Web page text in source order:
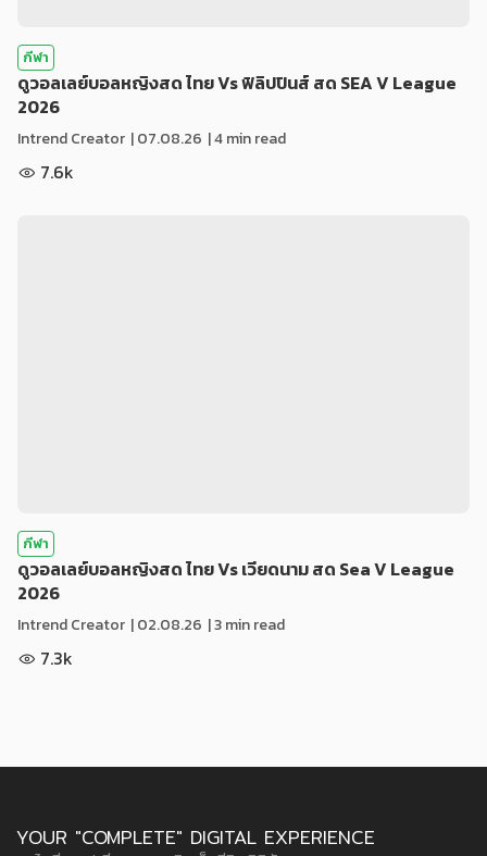
กีฬา
ดูวอลเลย์บอลหญิงสด ไทย Vs ฟิลิปปินส์ สด SEA V League
2026
Intrend Creator |07.08.26 | 4 min read
7.6k
กีฬา
ดูวอลเลย์บอลหญิงสด ไทย Vs เวียดนาม สด Sea V League
2026
Intrend Creator |02.08.26 | 3 min read
7.3k
YOUR "COMPLETE" DIGITAL EXPERIENCE